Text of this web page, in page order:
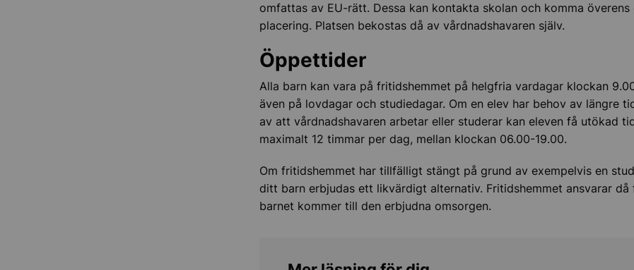
omfattas av EU-rätt. Dessa kan kontakta skolan och komma överens
placering. Platsen bekostas då av vårdnadshavaren själv.
Öppettider
Alla barn kan vara på fritidshemmet på helgfria vardagar klockan
även på lovdagar och studiedagar. Om en elev har behov av längre
av att vårdnadshavaren arbetar eller studerar kan eleven få utökad
maximalt 12 timmar per dag, mellan klockan 06.00-19.00.
Om fritidshemmet har tillfälligt stängt på grund av exempelvis en
ditt barn erbjudas ett likvärdigt alternativ. Fritidshemmet ansvarar då
barnet kommer till den erbjudna omsorgen.